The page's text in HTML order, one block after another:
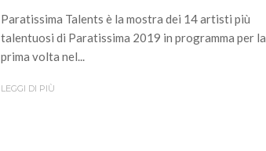
Paratissima Talents è la mostra dei 14 artisti più
talentuosi di Paratissima 2019 in programma per la
prima volta nel...
LEGGI DI PIÙ